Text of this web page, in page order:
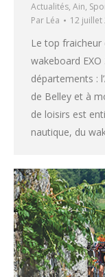
Actualités, Ain,
Par Léa 12 juillet
Le top
wakeboard
départements :
de Belley et à
de loisirs est
nautique, du